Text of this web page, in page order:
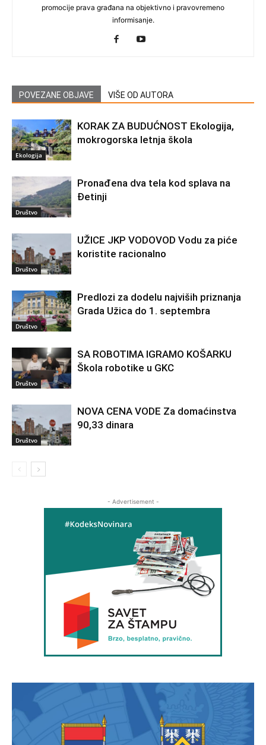
promocije prava građana na objektivno i pravovremeno
informisanje.
POVEZANE OBJAVE VIŠE OD AUTORA
Ekologija
KORAK ZA BUDUĆNOST Ekologija,
mokrogorska letnja škola
Društvo
Pronađena dva tela kod splava na
Đetinji
Društvo
UŽICE JKP VODOVOD Vodu za piće
koristite racionalno
Društvo
Predlozi za dodelu najviših priznanja
Grada Užica do 1. septembra
Društvo
SA ROBOTIMA IGRAMO KOŠARKU
Škola robotike u GKC
Društvo
NOVA CENA VODE Za domaćinstva
90,33 dinara
- Advertisement -